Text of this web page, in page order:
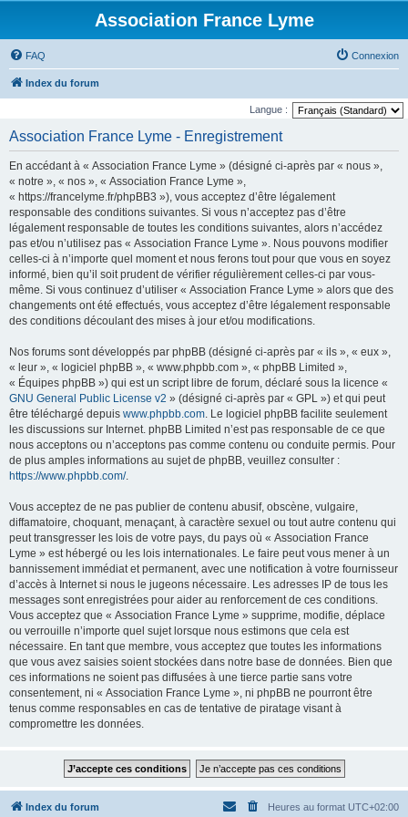
Association France Lyme
FAQ Connexion
Index du forum
Langue :
Association France Lyme - Enregistrement
En accédant à « Association France Lyme » (désigné ci-après par « nous »,
« notre », « nos », « Association France Lyme »,
« https://francelyme.fr/phpBB3 »), vous acceptez d’être légalement
responsable des conditions suivantes. Si vous n’acceptez pas d’être
légalement responsable de toutes les conditions suivantes, alors n’accédez
pas et/ou n’utilisez pas « Association France Lyme ». Nous pouvons modifier
celles-ci à n’importe quel moment et nous ferons tout pour que vous en soyez
informé, bien qu’il soit prudent de vérifier régulièrement celles-ci par vous-
même. Si vous continuez d’utiliser « Association France Lyme » alors que des
changements ont été effectués, vous acceptez d’être légalement responsable
des conditions découlant des mises à jour et/ou modifications.
Nos forums sont développés par phpBB (désigné ci-après par « ils », « eux »,
« leur », « logiciel phpBB », « www.phpbb.com », « phpBB Limited »,
« Équipes phpBB ») qui est un script libre de forum, déclaré sous la licence «
GNU General Public License v2 » (désigné ci-après par « GPL ») et qui peut
être téléchargé depuis www.phpbb.com. Le logiciel phpBB facilite seulement
les discussions sur Internet. phpBB Limited n’est pas responsable de ce que
nous acceptons ou n’acceptons pas comme contenu ou conduite permis. Pour
de plus amples informations au sujet de phpBB, veuillez consulter :
https://www.phpbb.com/.
Vous acceptez de ne pas publier de contenu abusif, obscène, vulgaire,
diffamatoire, choquant, menaçant, à caractère sexuel ou tout autre contenu qui
peut transgresser les lois de votre pays, du pays où « Association France
Lyme » est hébergé ou les lois internationales. Le faire peut vous mener à un
bannissement immédiat et permanent, avec une notification à votre fournisseur
d’accès à Internet si nous le jugeons nécessaire. Les adresses IP de tous les
messages sont enregistrées pour aider au renforcement de ces conditions.
Vous acceptez que « Association France Lyme » supprime, modifie, déplace
ou verrouille n’importe quel sujet lorsque nous estimons que cela est
nécessaire. En tant que membre, vous acceptez que toutes les informations
que vous avez saisies soient stockées dans notre base de données. Bien que
ces informations ne soient pas diffusées à une tierce partie sans votre
consentement, ni « Association France Lyme », ni phpBB ne pourront être
tenus comme responsables en cas de tentative de piratage visant à
compromettre les données.
Index du forum Heures au format UTC+02:00